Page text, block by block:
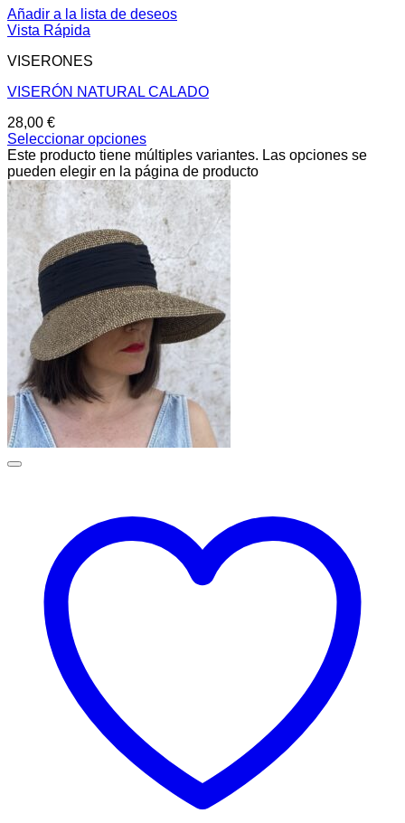
Añadir a la lista de deseos
Vista Rápida
VISERONES
VISERÓN NATURAL CALADO
28,00 €
Seleccionar opciones
Este producto tiene múltiples variantes. Las opciones se
pueden elegir en la página de producto